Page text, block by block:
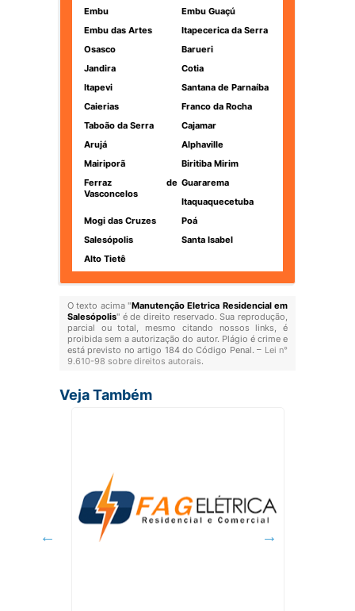
Embu
Embu Guaçú
Embu das Artes
Itapecerica da Serra
Osasco
Barueri
Jandira
Cotia
Itapevi
Santana de Parnaíba
Caierias
Franco da Rocha
Taboão da Serra
Cajamar
Arujá
Alphaville
Mairiporã
Biritiba Mirim
Ferraz de
Vasconcelos
Guararema
Itaquaquecetuba
Mogi das Cruzes
Poá
Salesópolis
Santa Isabel
Alto Tietê
O texto acima "Manutenção Eletrica Residencial em
Salesópolis" é de direito reservado. Sua reprodução,
parcial ou total, mesmo citando nossos links, é
proibida sem a autorização do autor. Plágio é crime e
está previsto no artigo 184 do Código Penal. – Lei n°
9.610-98 sobre direitos autorais.
Veja Também